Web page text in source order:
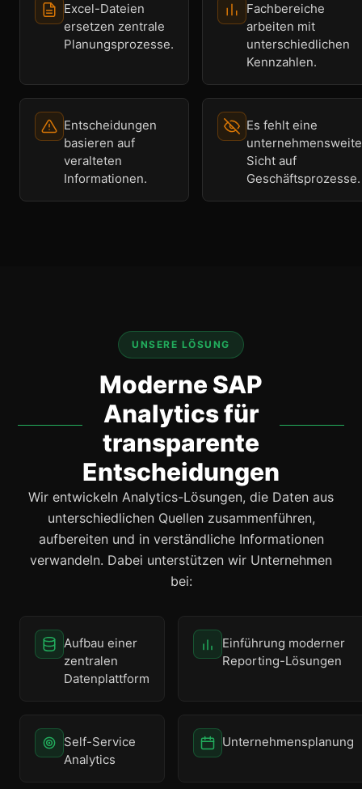
Excel-Dateien
ersetzen zentrale
Planungsprozesse.
Fachbereiche
arbeiten mit
unterschiedlichen
Kennzahlen.
Entscheidungen
basieren auf
veralteten
Informationen.
Es fehlt eine
unternehmensweite
Sicht auf
Geschäftsprozesse.
UNSERE LÖSUNG
Moderne SAP
Analytics für
transparente
Entscheidungen
Wir entwickeln Analytics-Lösungen, die Daten aus
unterschiedlichen Quellen zusammenführen,
aufbereiten und in verständliche Informationen
verwandeln. Dabei unterstützen wir Unternehmen
bei:
Aufbau einer
zentralen
Datenplattform
Einführung moderner
Reporting-Lösungen
Self-Service
Analytics
Unternehmensplanung